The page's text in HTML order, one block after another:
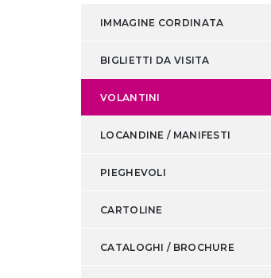
IMMAGINE CORDINATA
BIGLIETTI DA VISITA
VOLANTINI
LOCANDINE / MANIFESTI
PIEGHEVOLI
CARTOLINE
CATALOGHI / BROCHURE